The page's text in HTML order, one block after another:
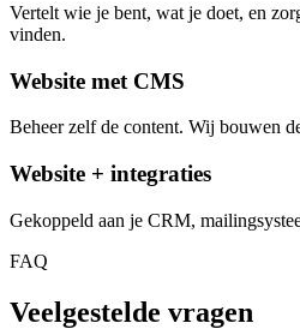
Vertelt wie je bent, wat je doet, en
vinden.
Website met CMS
Beheer zelf de content. Wij bouwen
Website + integraties
Gekoppeld aan je CRM,
FAQ
Veelgestelde vragen